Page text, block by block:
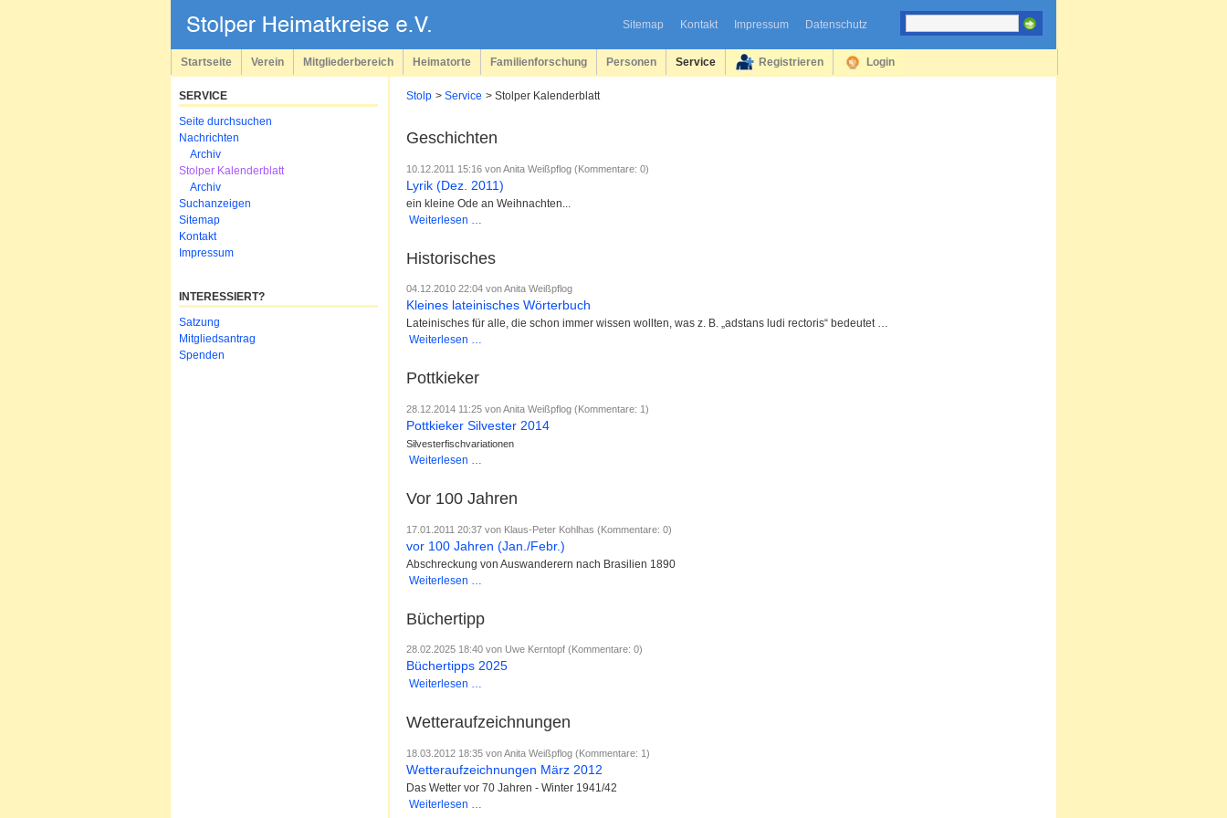
Sitemap Kontakt Impressum Datenschutz
überspringen
Startseite Verein Mitgliederbereich Heimatorte Familienforschung Personen Service Registrieren Login
Stolp Service Stolper Kalenderblatt
Geschichten
10.12.2011 15:16 von Anita Weißpflog (Kommentare: 0)
Lyrik (Dez. 2011)
ein kleine Ode an Weihnachten...
Weiterlesen …
Historisches
04.12.2010 22:04 von Anita Weißpflog
Kleines lateinisches Wörterbuch
Lateinisches für alle, die schon immer wissen wollten, was z. B. „adstans ludi rectoris“ bedeutet …
Weiterlesen …
Pottkieker
28.12.2014 11:25 von Anita Weißpflog (Kommentare: 1)
Pottkieker Silvester 2014
Silvesterfischvariationen
Weiterlesen …
2014
Vor 100 Jahren
17.01.2011 20:37 von Klaus-Peter Kohlhas (Kommentare: 0)
vor 100 Jahren (Jan./Febr.)
Abschreckung von Auswanderern nach Brasilien 1890
Weiterlesen …
(Jan./Febr.)
Büchertipp
28.02.2025 18:40 von Uwe Kerntopf (Kommentare: 0)
Büchertipps 2025
Weiterlesen …
Wetteraufzeichnungen
18.03.2012 18:35 von Anita Weißpflog (Kommentare: 1)
Wetteraufzeichnungen März 2012
Das Wetter vor 70 Jahren - Winter 1941/42
Weiterlesen …
SERVICE
Navigation
überspringen
Seite durchsuchen
Nachrichten
Archiv
Stolper Kalenderblatt
Archiv
Suchanzeigen
Sitemap
Kontakt
Impressum
INTERESSIERT?
Navigation
überspringen
Satzung
Mitgliedsantrag
Spenden